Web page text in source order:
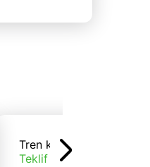
Tren kargo
Teklif alın